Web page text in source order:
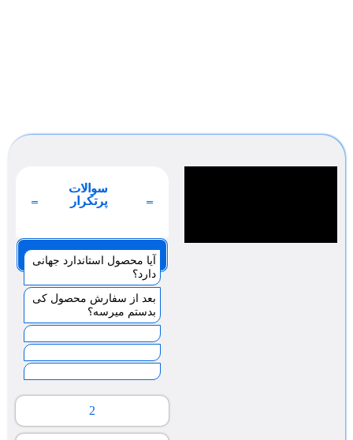
سوالات
پرتکرار
صفحه 1
2
آیا محصول استاندارد جهانی
دارد؟
بعد از سفارش محصول کی
بدستم میرسه؟